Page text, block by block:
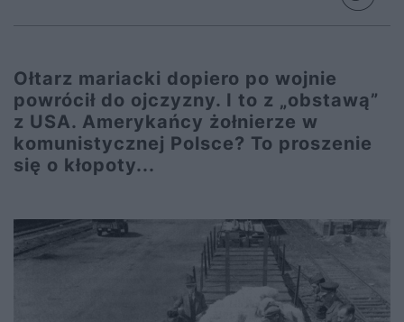
Ołtarz mariacki dopiero po wojnie
powrócił do ojczyzny. I to z „obstawą”
z USA. Amerykańcy żołnierze w
komunistycznej Polsce? To proszenie
się o kłopoty...